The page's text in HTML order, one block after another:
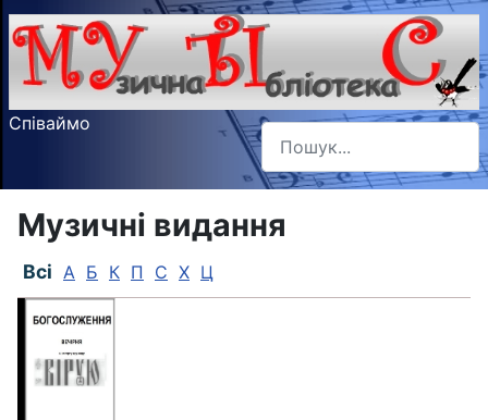
Співаймо Пошук
Type 2 or more characters
Музичні видання
Всі А Б К П С Х Ц